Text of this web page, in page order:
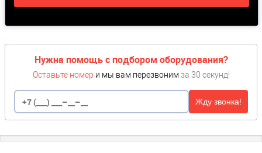
Нужна помощь с подбором оборудования?
Оставьте номер и мы вам перезвоним за 30 секунд!
Жду звонка!